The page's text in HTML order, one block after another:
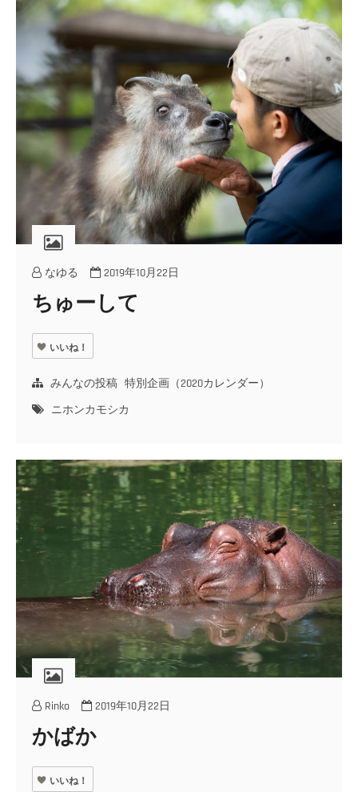
なゆる 2019年10月22日
ちゅーして
いいね！
みんなの投稿 特別企画（2020カレンダー）
ニホンカモシカ
Rinko 2019年10月22日
かばか
いいね！